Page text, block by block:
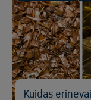
Kuidas